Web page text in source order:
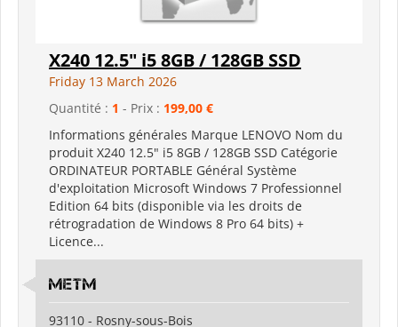
X240 12.5" i5 8GB / 128GB SSD
Friday 13 March 2026
Quantité : 1 - Prix : 199,00 €
Informations générales Marque LENOVO Nom du
produit X240 12.5" i5 8GB / 128GB SSD Catégorie
ORDINATEUR PORTABLE Général Système
d'exploitation Microsoft Windows 7 Professionnel
Edition 64 bits (disponible via les droits de
rétrogradation de Windows 8 Pro 64 bits) +
Licence...
metm
93110 - Rosny-sous-Bois